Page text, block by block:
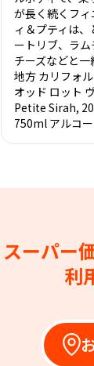
が長く続くフ
ィ＆プティは
ートリブ、ラ
チーズなどと
地方 カリフォ
オッド ロット
Petite Sirah,
750ml アルコ
スーパー
利